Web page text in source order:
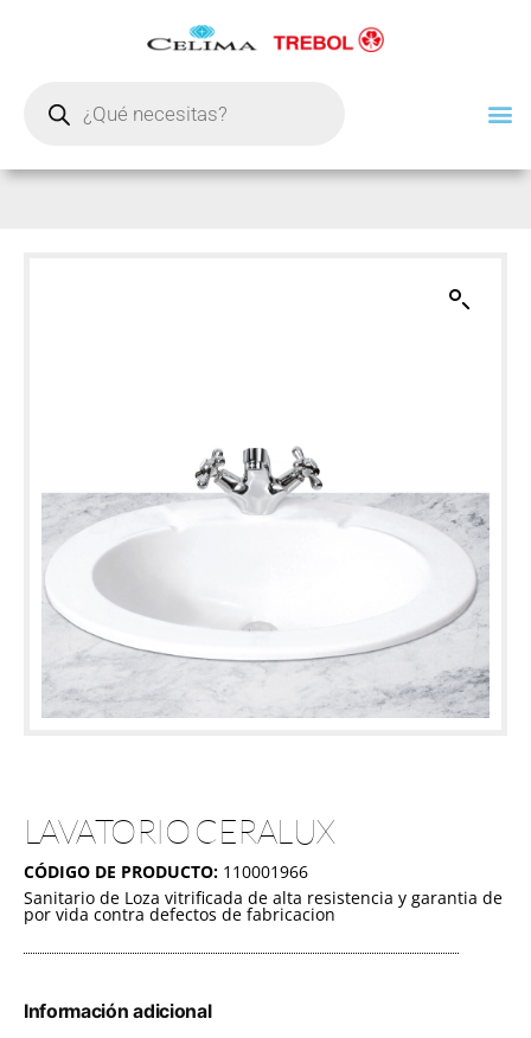
LAVATORIO CERALUX
CÓDIGO DE PRODUCTO: 110001966
Sanitario de Loza vitrificada de alta resistencia y garantia de
por vida contra defectos de fabricacion
Información adicional